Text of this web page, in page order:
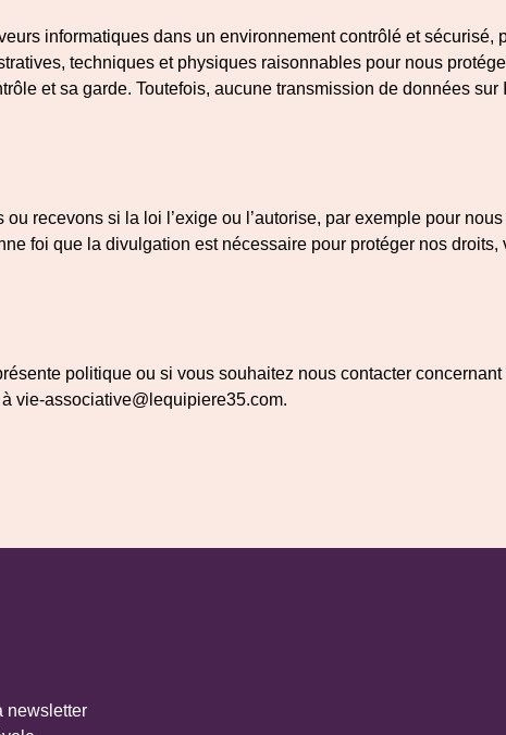
informatiques dans un environnement contrôlé et sécurisé,
techniques et physiques raisonnables pour nous
et sa garde. Toutefois, aucune transmission de données
recevons si la loi l’exige ou l’autorise, par exemple pour
foi que la divulgation est nécessaire pour protéger nos droits,
politique ou si vous souhaitez nous contacter
vie-associative@lequipiere35.com.
newsletter